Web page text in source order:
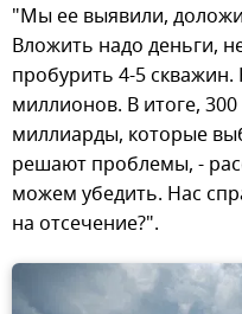
"Мы ее выявили,
Вложить надо деньги,
пробурить 4-5
миллионов. В итоге,
миллиарды, которые
решают проблемы, -
можем убедить. Нас
на отсечение?".